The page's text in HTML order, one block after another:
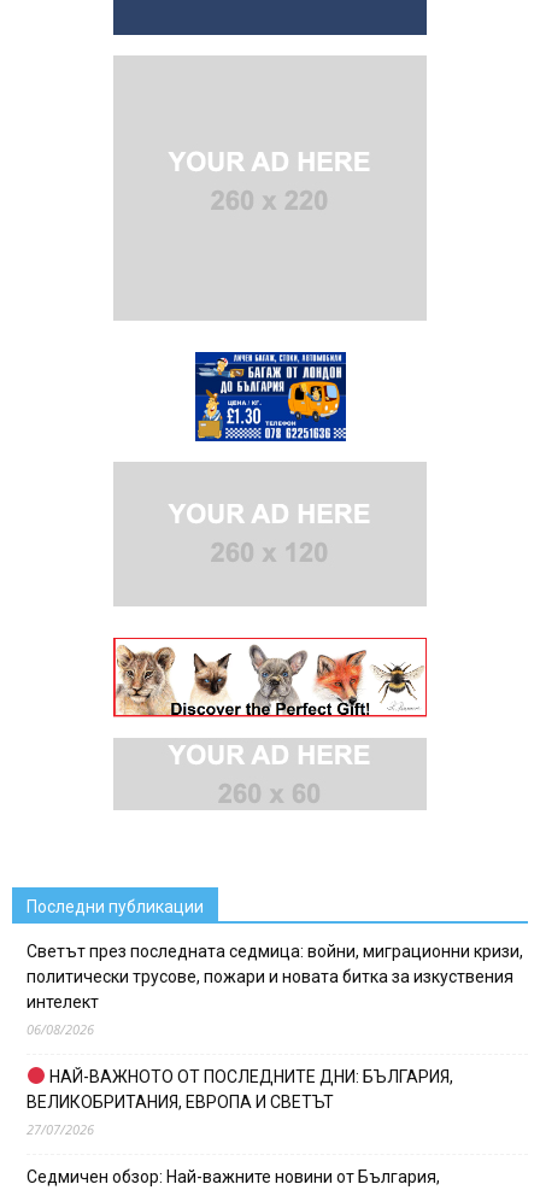
Последни публикации
Светът през последната седмица: войни, миграционни кризи,
политически трусове, пожари и новата битка за изкуствения
интелект
06/08/2026
НАЙ-ВАЖНОТО ОТ ПОСЛЕДНИТЕ ДНИ: БЪЛГАРИЯ,
ВЕЛИКОБРИТАНИЯ, ЕВРОПА И СВЕТЪТ
27/07/2026
Седмичен обзор: Най-важните новини от България,